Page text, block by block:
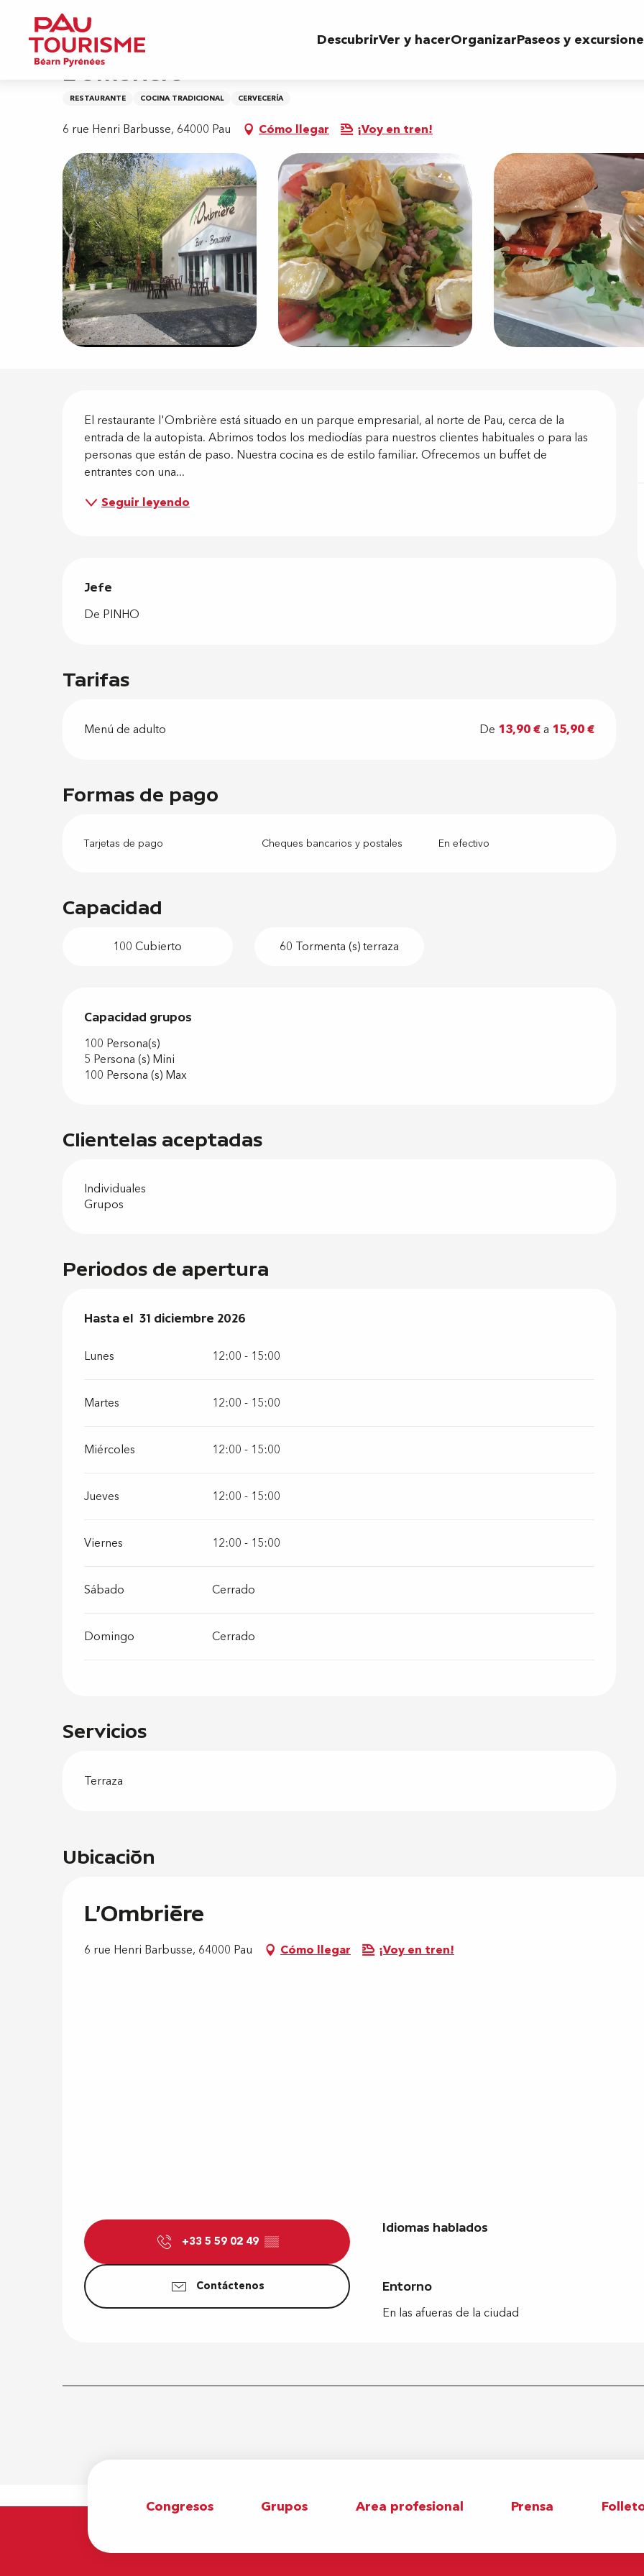
contenu
principal
DescubrirVer y hacerOrganizarPaseos y
Inicio
L'Ombrière
RESTAURANTE COCINA TRADICIONAL CERVECERÍA
6 rue Henri Barbusse, 64000 Pau Cómo llegar ¡Voy en tren!
Descripción
El restaurante l'Ombrière está situado en un parque empresarial, al norte de Pau, cerca de la
entrada de la autopista. Abrimos todos los mediodías para nuestros clientes habituales o para las
personas que están de paso. Nuestra cocina es de estilo familiar. Ofrecemos un buffet de
entrantes con una...
Seguir leyendo
Jefe
Jefe
De PINHO
Servicios
Terraza
Tarifas
Menú de adulto De 13,90 €a 15,90 €
Formas de pago
Tarjetas de pago Cheques bancarios y postales En efectivo
Capacidad
100 Cubierto 60 Tormenta (s) terraza
Capacidad grupos
Capacidad grupos
100 Persona(s)
5 Persona (s) Mini
100 Persona (s) Max
Clientelas aceptadas
Individuales
Grupos
Periodos de apertura
Del2 enero 2026al31 diciembre 2026
Hasta el 31 diciembre 2026
Lunes 12:00 - 15:00
Martes 12:00 - 15:00
Miércoles 12:00 - 15:00
Jueves 12:00 - 15:00
Viernes 12:00 - 15:00
Sábado Cerrado
Domingo Cerrado
Ubicación
L'Ombrière
6 rue Henri Barbusse, 64000 Pau Cómo llegar ¡Voy en tren!
+33 5 59 02 49 ▒▒
Contáctenos
Idiomas hablados
Idiomas hablados
Entorno
Entorno
En las afueras de la ciudad
Congresos Grupos Area profesional Prensa